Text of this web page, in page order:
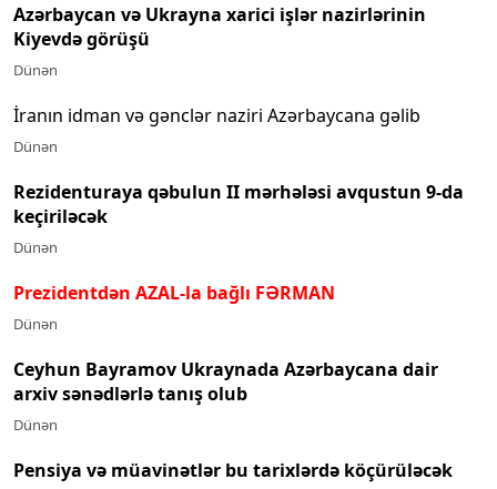
Azərbaycan və Ukrayna xarici işlər nazirlərinin
Kiyevdə görüşü
Dünən
İranın idman və gənclər naziri Azərbaycana gəlib
Dünən
Rezidenturaya qəbulun II mərhələsi avqustun 9-da
keçiriləcək
Dünən
Prezidentdən AZAL-la bağlı FƏRMAN
Dünən
Ceyhun Bayramov Ukraynada Azərbaycana dair
arxiv sənədlərlə tanış olub
Dünən
Pensiya və müavinətlər bu tarixlərdə köçürüləcək